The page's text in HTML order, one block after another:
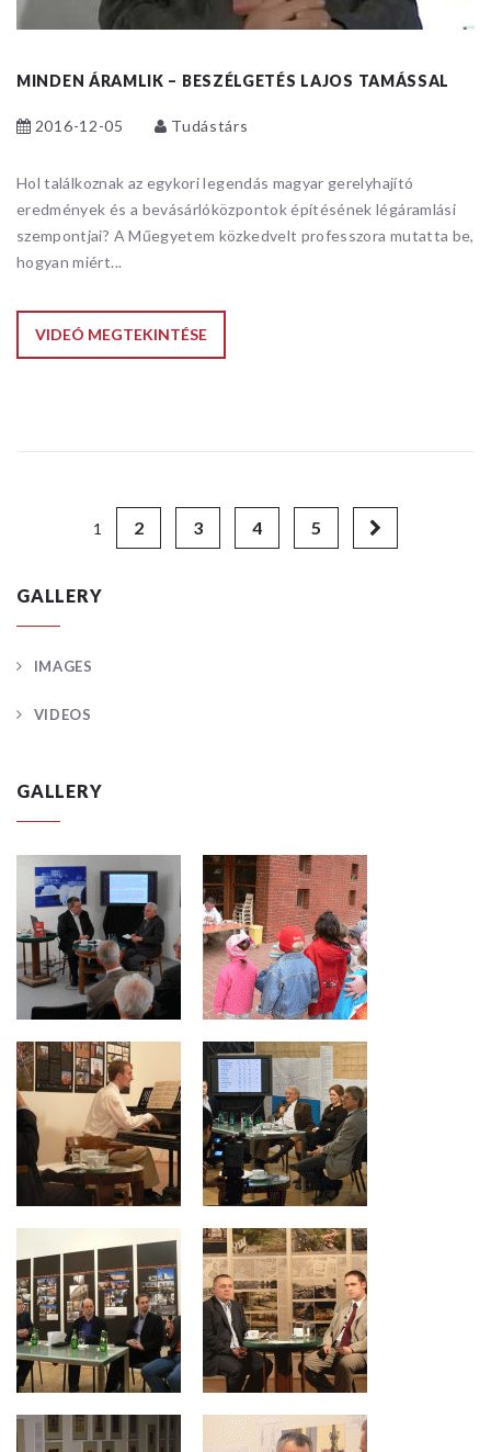
MINDEN ÁRAMLIK – BESZÉLGETÉS LAJOS TAMÁSSAL
2016-12-05 Tudástárs
Hol találkoznak az egykori legendás magyar gerelyhajító
eredmények és a bevásárlóközpontok építésének légáramlási
szempontjai? A Műegyetem közkedvelt professzora mutatta be,
hogyan miért...
VIDEÓ MEGTEKINTÉSE
1 2 3 4 5
GALLERY
IMAGES
VIDEOS
GALLERY